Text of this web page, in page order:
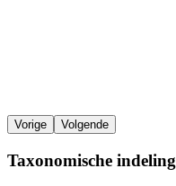
Vorige Volgende
Taxonomische indeling